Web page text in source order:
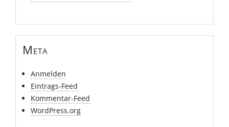
Meta
Anmelden
Eintrags-Feed
Kommentar-Feed
WordPress.org